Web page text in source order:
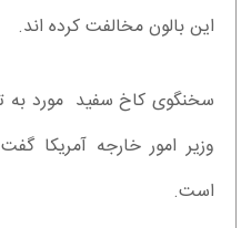
این بالون مخالفت کرده اند.
سخنگوی کاخ سفید مورد به
وزیر امور خارجه آمریکا
است.